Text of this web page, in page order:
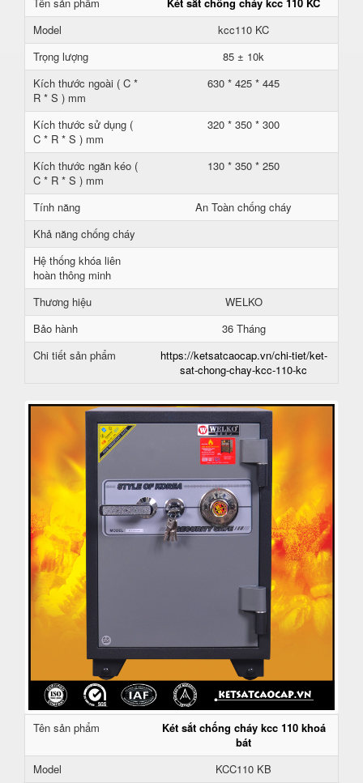
Model
kcc110 KC
Trọng lượng
85 ± 10k
Kích thước ngoài ( C *
R * S ) mm
630 * 425 * 445
Kích thước sử dụng (
C * R * S ) mm
320 * 350 * 300
Kích thước ngăn kéo (
C * R * S ) mm
130 * 350 * 250
Tính năng
An Toàn chống cháy
Khả năng chống cháy
Hệ thống khóa liên
hoàn thông minh
Thương hiệu
WELKO
Bảo hành
36 Tháng
Chi tiết sản phẩm
https://ketsatcaocap.vn/chi-tiet/ket-
sat-chong-chay-kcc-110-kc
Tên sản phẩm
Két sắt chống cháy kcc 110 khoá
bát
Model
KCC110 KB